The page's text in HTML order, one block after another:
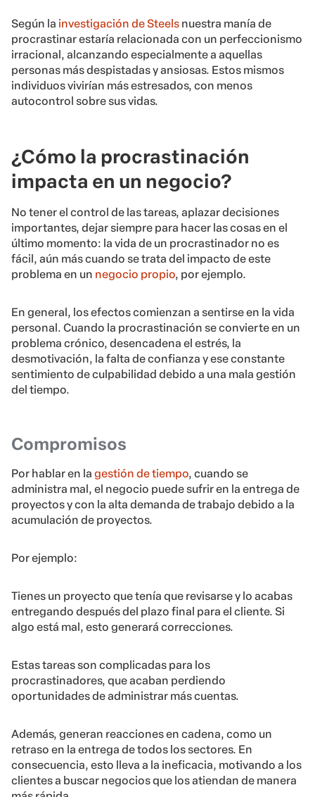
Según la investigación de Steels nuestra manía de
procrastinar estaría relacionada con un perfeccionismo
irracional, alcanzando especialmente a aquellas
personas más despistadas y ansiosas. Estos mismos
individuos vivirían más estresados, con menos
autocontrol sobre sus vidas.
¿Cómo la procrastinación
impacta en un negocio?
No tener el control de las tareas, aplazar decisiones
importantes, dejar siempre para hacer las cosas en el
último momento: la vida de un procrastinador no es
fácil, aún más cuando se trata del impacto de este
problema en un negocio propio, por ejemplo.
En general, los efectos comienzan a sentirse en la vida
personal. Cuando la procrastinación se convierte en un
problema crónico, desencadena el estrés, la
desmotivación, la falta de confianza y ese constante
sentimiento de culpabilidad debido a una mala gestión
del tiempo.
Compromisos
Por hablar en la gestión de tiempo, cuando se
administra mal, el negocio puede sufrir en la entrega de
proyectos y con la alta demanda de trabajo debido a la
acumulación de proyectos.
Por ejemplo:
Tienes un proyecto que tenía que revisarse y lo acabas
entregando después del plazo final para el cliente. Si
algo está mal, esto generará correcciones.
Estas tareas son complicadas para los
procrastinadores, que acaban perdiendo
oportunidades de administrar más cuentas.
Además, generan reacciones en cadena, como un
retraso en la entrega de todos los sectores. En
consecuencia, esto lleva a la ineficacia, motivando a los
clientes a buscar negocios que los atiendan de manera